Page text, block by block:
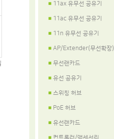
■ 11ax 유무선 공유기
■ 11ac 유무선 공유기
■ 11n 유무선 공유기
■ AP/Extender(무선확장)
■ 무선랜카드
■ 유선 공유기
■ 스위칭 허브
■ PoE 허브
■ 유선랜카드
■